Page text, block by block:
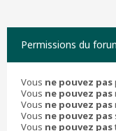
Permissions du
Vous ne pouvez pas
Vous ne pouvez pas
Vous ne pouvez pas
Vous ne pouvez pas
Vous ne pouvez pas